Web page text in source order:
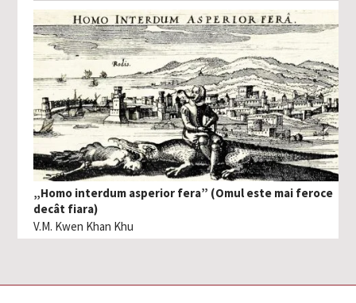
„Homo interdum asperior fera” (Omul este mai feroce
decât fiara)
V.M. Kwen Khan Khu